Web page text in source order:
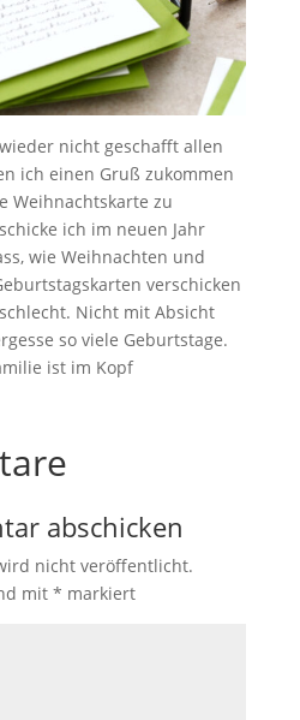
nicht geschafft allen
ich einen Gruß zukommen
Weihnachtskarte zu
ich im neuen Jahr
wie Weihnachten und
verschicken
Nicht mit Absicht
so viele Geburtstage.
ist im Kopf
abschicken
nicht veröffentlicht.
mit * markiert